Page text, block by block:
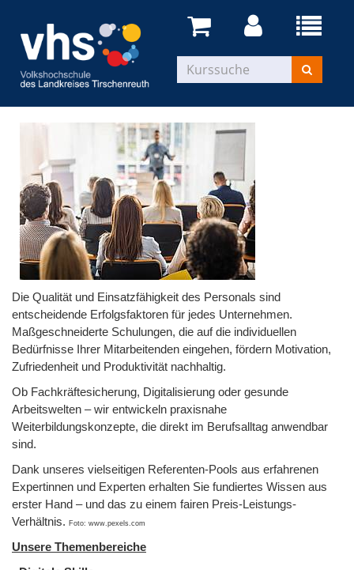
Die Qualität und Einsatzfähigkeit des Personals sind
entscheidende Erfolgsfaktoren für jedes Unternehmen.
Maßgeschneiderte Schulungen, die auf die individuellen
Bedürfnisse Ihrer Mitarbeitenden eingehen, fördern Motivation,
Zufriedenheit und Produktivität nachhaltig.
Ob Fachkräftesicherung, Digitalisierung oder gesunde
Arbeitswelten – wir entwickeln praxisnahe
Weiterbildungskonzepte, die direkt im Berufsalltag anwendbar
sind.
Dank unseres vielseitigen Referenten-Pools aus erfahrenen
Expertinnen und Experten erhalten Sie fundiertes Wissen aus
erster Hand – und das zu einem fairen Preis-Leistungs-
Verhältnis. Foto: www.pexels.com
Unsere Themenbereiche